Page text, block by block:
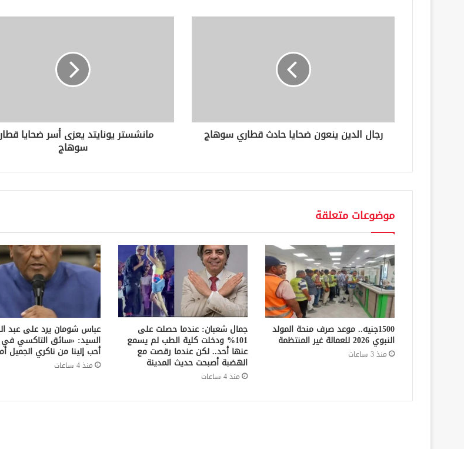
ك
ن
رجال الدين ينعون ضحايا حادث قطاري سوهاج مانشستر يونايتد يعزى أسر ضحايا
سوهاج
موضوعات متعلقة
1500جنيه.. موعد صرف منحة المولد
النبوي 2026 للعمالة غير المنتظمة
منذ 3 ساعات
جمال شعبان: عندما حصلت على
101% ودخلت كلية الطب لم يسمع
عنها أحد.. لكن عندما رقصت مع
الهضبة أصبحت حديث المدينة
منذ 4 ساعات
عباس شومان يرد على عبد
السيد: «سائق التاكسي
أحب إلينا من ناكري الجميل
منذ 4 ساعات